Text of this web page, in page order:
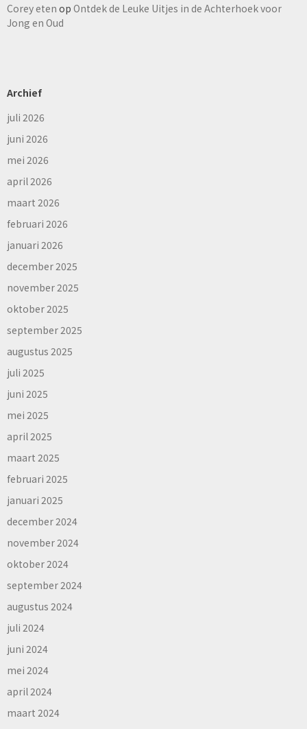
Corey eten op Ontdek de Leuke Uitjes in de Achterhoek voor
Jong en Oud
Archief
juli 2026
juni 2026
mei 2026
april 2026
maart 2026
februari 2026
januari 2026
december 2025
november 2025
oktober 2025
september 2025
augustus 2025
juli 2025
juni 2025
mei 2025
april 2025
maart 2025
februari 2025
januari 2025
december 2024
november 2024
oktober 2024
september 2024
augustus 2024
juli 2024
juni 2024
mei 2024
april 2024
maart 2024